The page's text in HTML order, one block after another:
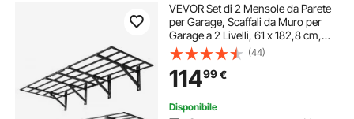
VEVOR Set di 2 Mensole da Parete
per Garage, Scaffali da Muro per
Garage a 2 Livelli, 61 x 182,8 cm,
Scaffali Metallico Sospesi, Portata
Totale di 725 kg, Soluzione
Salvaspazio per Officina e Casa
(44)
11499€
Disponibile